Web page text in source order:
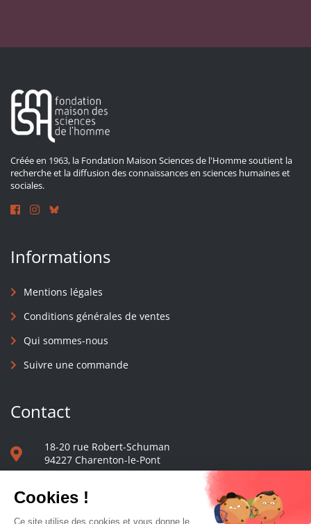
Créée en 1963, la Fondation Maison Sciences de l'Homme soutient la
recherche et la diffusion des connaissances en sciences humaines et
sociales.
Informations
Mentions légales
Conditions générales de ventes
Qui sommes-nous
Suivre une commande
Contact
18-20 rue Robert-Schuman
94227 Charenton-le-Pont